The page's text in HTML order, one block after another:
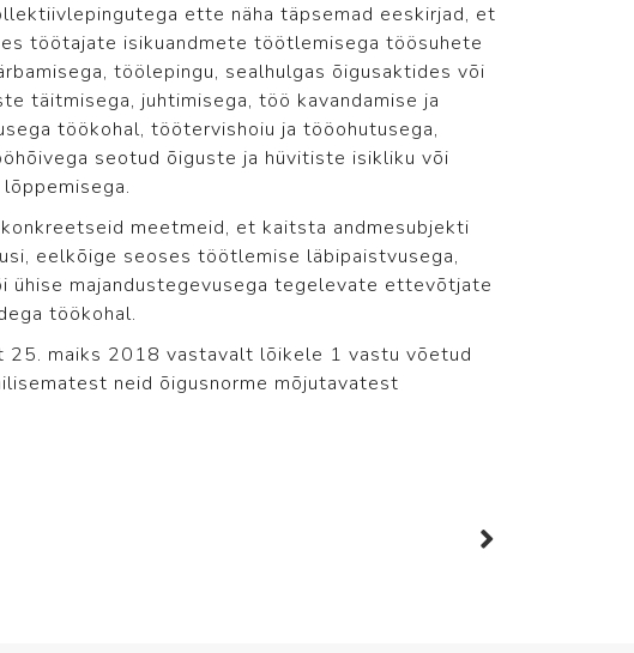
ette näha täpsemad eeskirjad, et
töötajate isikuandmete töötlemisega töösuhete
töölepingu, sealhulgas õigusaktides või
täitmisega, juhtimisega, töö kavandamise ja
töökohal, töötervishoiu ja tööohutusega,
seotud õiguste ja hüvitiste isikliku või
meetmeid, et kaitsta andmesubjekti
eelkõige seoses töötlemise läbipaistvusega,
ühise majandustegevusega tegelevate ettevõtjate
töökohal.
25. maiks 2018 vastavalt lõikele 1 vastu võetud
neid õigusnorme mõjutavatest